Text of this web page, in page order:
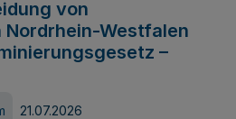
von
Nordrhein-Westfalen
–
21.07.2026